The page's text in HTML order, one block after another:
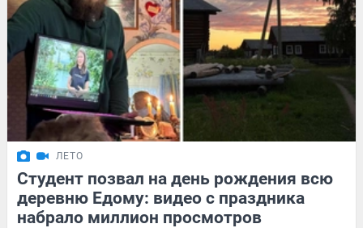
ЛЕТО
Студент позвал на день рождения всю
деревню Едому: видео с праздника
набрало миллион просмотров